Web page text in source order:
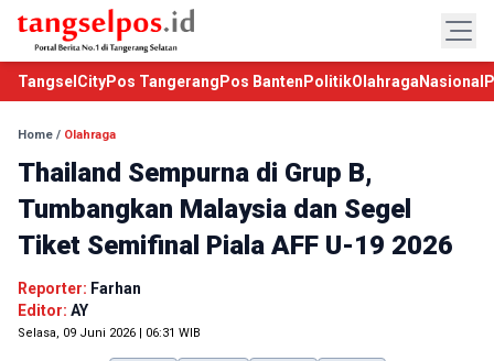
TangselCityPos Tangerang Pos Banten PolitikOlahraga Nasional
Home / Olahraga
Thailand Sempurna di Grup B,
Tumbangkan Malaysia dan Segel
Tiket Semifinal Piala AFF U-19 2026
Reporter: Farhan
Editor: AY
Selasa, 09 Juni 2026 | 06:31 WIB